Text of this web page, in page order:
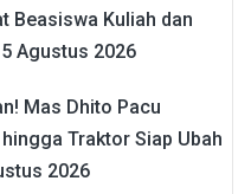
Beasiswa Kuliah dan
5 Agustus 2026
Mas Dhito Pacu
Traktor Siap Ubah
2026